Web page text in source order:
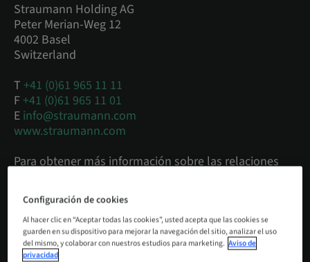
Straumann Holding AG
Peter Merian-Weg 12
4002 Basel
Switzerland
T +41 (0)61 965 11 11
F +41 (0)61 965 11 01
E info@straumann.com
www.straumann.com
Para obtener más información sobre las relaciones
ofertas de empleo y los contactos de desarrollo
empresarial, visita Straumann Group:
www.straumann-group.com
Configuración de cookies
Al hacer clic en “Aceptar todas las cookies”, usted acepta que las cookies se
guarden en su dispositivo para mejorar la navegación del sitio, analizar el uso
del mismo, y colaborar con nuestros estudios para marketing. Aviso de
privacidad